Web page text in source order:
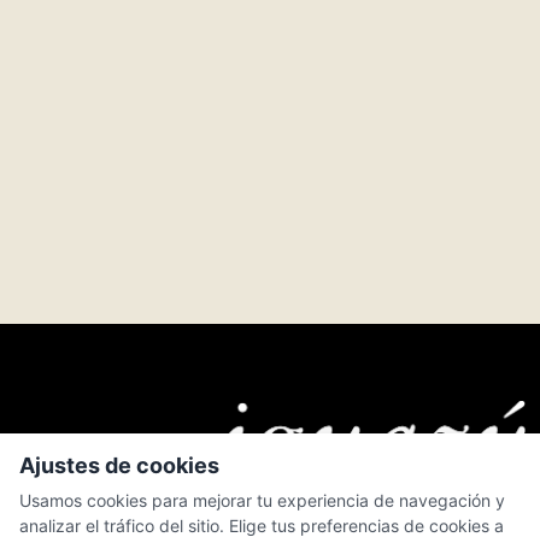
Ajustes de cookies
Usamos cookies para mejorar tu experiencia de navegación y
analizar el tráfico del sitio. Elige tus preferencias de cookies a